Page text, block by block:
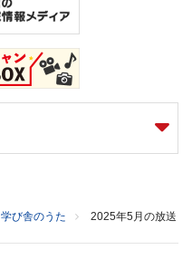
学び舎のうた
2025年5月の放送